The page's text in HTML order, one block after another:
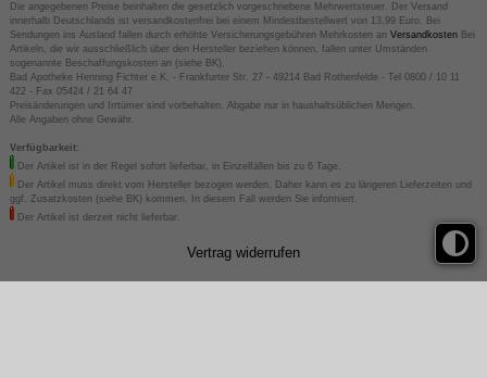
Die angegebenen Preise beinhalten die gesetzlich vorgeschriebene Mehrwertsteuer. Der Versand
innerhalb Deutschlands ist versandkostenfrei bei einem Mindestbestellwert von 13,99 Euro. Bei
Sendungen ins Ausland fallen durch erhöhte Versicherungsgebühren Mehrkosten an VersandkostenBei
Artikeln, die wir ausschließlich über den Hersteller beziehen können, fallen unter Umständen
sogenannte Beschaffungskosten an (siehe BK).
Bad Apotheke Henning Fichter e.K. - Frankfurter Str. 27 - 49214 Bad Rothenfelde - Tel 0800 / 10 11
422 - Fax 05424 / 21 64 47
Preisänderungen und Irrtümer sind vorbehalten. Abgabe nur in haushaltsüblichen Mengen.
Alle Angaben ohne Gewähr.
Verfügbarkeit:
Der Artikel ist in der Regel sofort lieferbar, in Einzelfällen bis zu 6 Tage.
Der Artikel muss direkt vom Hersteller bezogen werden. Daher kann es zu längeren Lieferzeiten und
ggf. Zusatzkosten (siehe BK) kommen. In diesem Fall werden Sie informiert.
Der Artikel ist derzeit nicht lieferbar.
Vertrag widerrufen